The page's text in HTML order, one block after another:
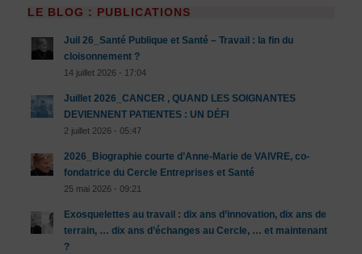
LE BLOG : PUBLICATIONS
Juil 26_Santé Publique et Santé – Travail : la fin du
cloisonnement ?
14 juillet 2026 - 17:04
Juillet 2026_CANCER , QUAND LES SOIGNANTES
DEVIENNENT PATIENTES : UN DÉFI
2 juillet 2026 - 05:47
2026_Biographie courte d’Anne-Marie de VAIVRE, co-
fondatrice du Cercle Entreprises et Santé
25 mai 2026 - 09:21
Exosquelettes au travail : dix ans d’innovation, dix ans de
terrain, … dix ans d’échanges au Cercle, … et maintenant
?